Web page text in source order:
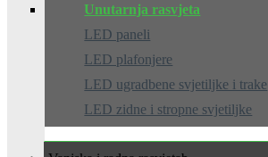
Unutarnja rasvjeta
LED paneli
LED plafonjere
LED ugradbene svjetiljke i trake
LED zidne i stropne svjetiljke